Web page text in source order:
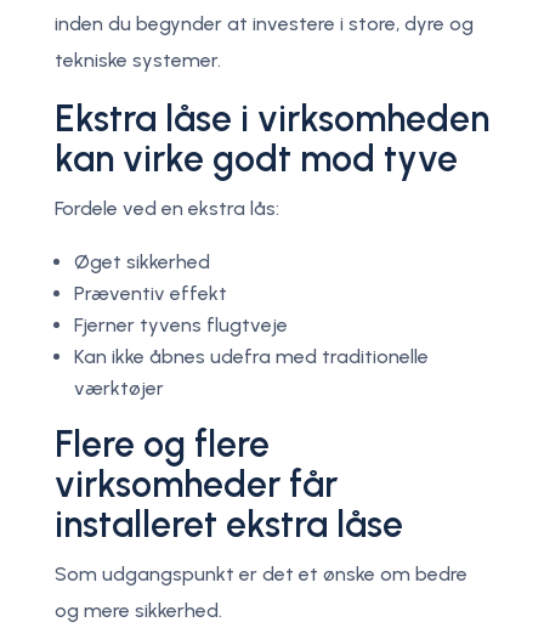
inden du begynder at investere i store, dyre og
tekniske systemer.
Ekstra låse i virksomheden
kan virke godt mod tyve
Fordele ved en ekstra lås:
Øget sikkerhed
Præventiv effekt
Fjerner tyvens flugtveje
Kan ikke åbnes udefra med traditionelle
værktøjer
Flere og flere
virksomheder får
installeret ekstra låse
Som udgangspunkt er det et ønske om bedre
og mere sikkerhed.